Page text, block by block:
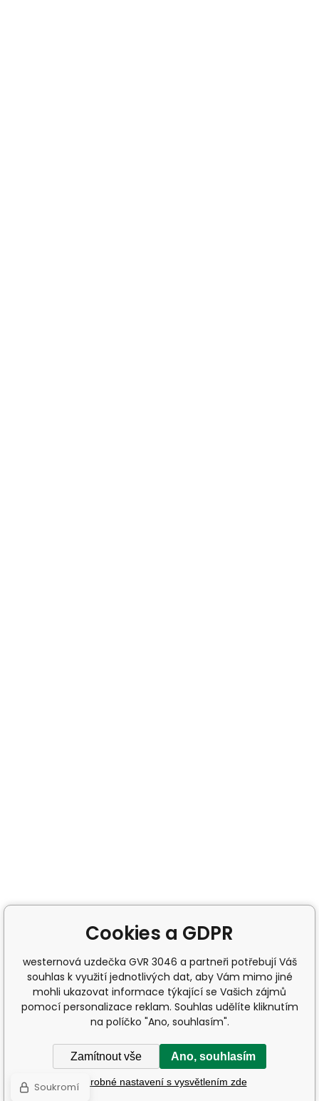
Cookies a GDPR
westernová uzdečka GVR 3046 a partneři potřebují Váš
souhlas k využití jednotlivých dat, aby Vám mimo jiné
mohli ukazovat informace týkající se Vašich zájmů
pomocí personalizace reklam. Souhlas udělíte kliknutím
na políčko "Ano, souhlasím".
Zamítnout vše Ano, souhlasím
Podrobné nastavení s vysvětlením zde
Soukromí